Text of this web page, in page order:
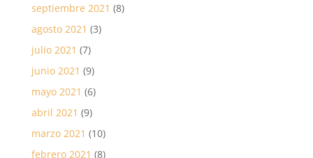
septiembre 2021 (8)
agosto 2021 (3)
julio 2021 (7)
junio 2021 (9)
mayo 2021 (6)
abril 2021 (9)
marzo 2021 (10)
febrero 2021 (8)